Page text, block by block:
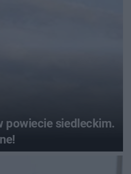
powiecie siedleckim.